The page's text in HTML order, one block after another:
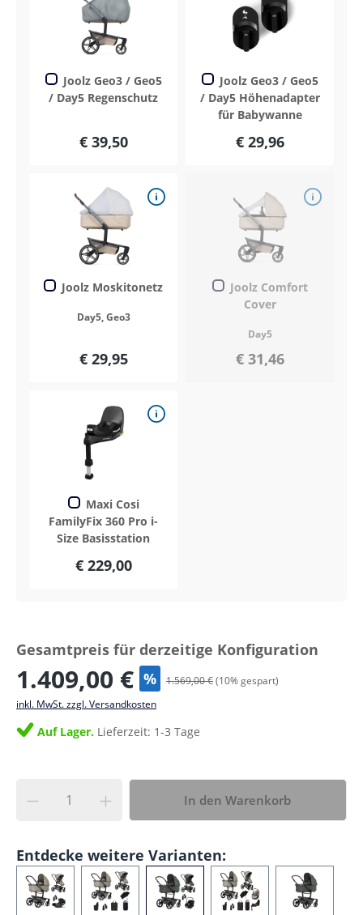
Joolz Geo3 / Geo5
/ Day5 Regenschutz
€ 39,50
Joolz Geo3 / Geo5
/ Day5 Höhenadapter
für Babywanne
€ 29,96
Joolz Moskitonetz
Day5, Geo3
€ 29,95
Joolz Comfort
Cover
Day5
€ 31,46
Maxi Cosi
FamilyFix 360 Pro i-
Size Basisstation
€ 229,00
Gesamtpreis für derzeitige Konfiguration
1.409,00 € % 1.569,00 €(10% gespart)
inkl. MwSt. zzgl. Versandkosten
Auf Lager. Lieferzeit: 1-3 Tage
In den Warenkorb
Entdecke weitere Varianten: